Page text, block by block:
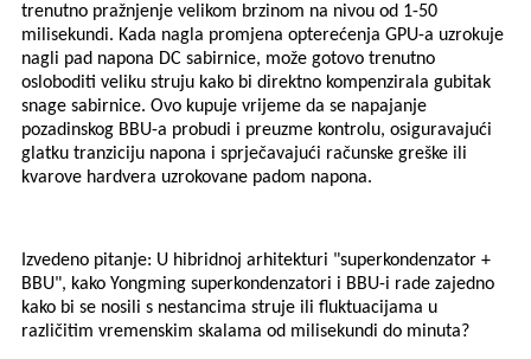
trenutno pražnjenje velikom brzinom na nivou od 1-50
milisekundi. Kada nagla promjena opterećenja GPU-a uzrokuje
nagli pad napona DC sabirnice, može gotovo trenutno
osloboditi veliku struju kako bi direktno kompenzirala gubitak
snage sabirnice. Ovo kupuje vrijeme da se napajanje
pozadinskog BBU-a probudi i preuzme kontrolu, osiguravajući
glatku tranziciju napona i sprječavajući računske greške ili
kvarove hardvera uzrokovane padom napona.
Izvedeno pitanje: U hibridnoj arhitekturi "superkondenzator +
BBU", kako Yongming superkondenzatori i BBU-i rade zajedno
kako bi se nosili s nestancima struje ili fluktuacijama u
različitim vremenskim skalama od milisekundi do minuta?